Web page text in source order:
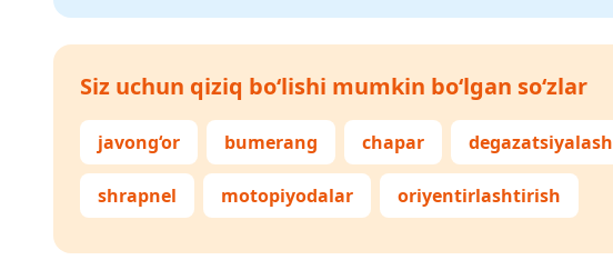
Siz uchun qiziq bo‘lishi mumkin bo‘lgan so‘zlar
javong‘or bumerang chapar degazatsiyalash
shrapnel motopiyodalar oriyentirlashtirish